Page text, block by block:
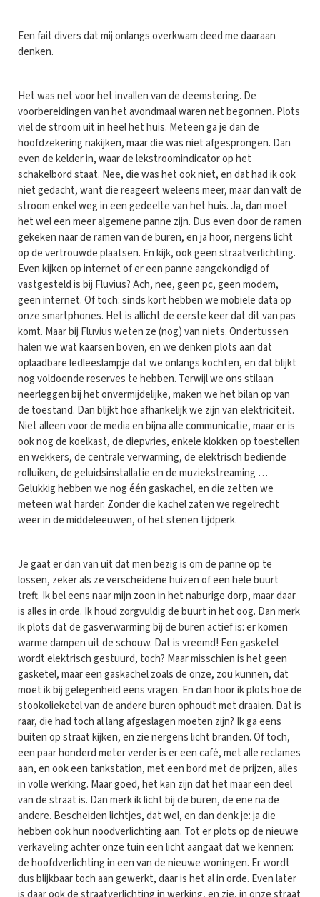
Een fait divers dat mij onlangs overkwam deed me daaraan
denken.
Het was net voor het invallen van de deemstering. De
voorbereidingen van het avondmaal waren net begonnen. Plots
viel de stroom uit in heel het huis. Meteen ga je dan de
hoofdzekering nakijken, maar die was niet afgesprongen. Dan
even de kelder in, waar de lekstroomindicator op het
schakelbord staat. Nee, die was het ook niet, en dat had ik ook
niet gedacht, want die reageert weleens meer, maar dan valt de
stroom enkel weg in een gedeelte van het huis. Ja, dan moet
het wel een meer algemene panne zijn. Dus even door de ramen
gekeken naar de ramen van de buren, en ja hoor, nergens licht
op de vertrouwde plaatsen. En kijk, ook geen straatverlichting.
Even kijken op internet of er een panne aangekondigd of
vastgesteld is bij Fluvius? Ach, nee, geen pc, geen modem,
geen internet. Of toch: sinds kort hebben we mobiele data op
onze smartphones. Het is allicht de eerste keer dat dit van pas
komt. Maar bij Fluvius weten ze (nog) van niets. Ondertussen
halen we wat kaarsen boven, en we denken plots aan dat
oplaadbare ledleeslampje dat we onlangs kochten, en dat blijkt
nog voldoende reserves te hebben. Terwijl we ons stilaan
neerleggen bij het onvermijdelijke, maken we het bilan op van
de toestand. Dan blijkt hoe afhankelijk we zijn van elektriciteit.
Niet alleen voor de media en bijna alle communicatie, maar er is
ook nog de koelkast, de diepvries, enkele klokken op toestellen
en wekkers, de centrale verwarming, de elektrisch bediende
rolluiken, de geluidsinstallatie en de muziekstreaming …
Gelukkig hebben we nog één gaskachel, en die zetten we
meteen wat harder. Zonder die kachel zaten we regelrecht
weer in de middeleeuwen, of het stenen tijdperk.
Je gaat er dan van uit dat men bezig is om de panne op te
lossen, zeker als ze verscheidene huizen of een hele buurt
treft. Ik bel eens naar mijn zoon in het naburige dorp, maar daar
is alles in orde. Ik houd zorgvuldig de buurt in het oog. Dan merk
ik plots dat de gasverwarming bij de buren actief is: er komen
warme dampen uit de schouw. Dat is vreemd! Een gasketel
wordt elektrisch gestuurd, toch? Maar misschien is het geen
gasketel, maar een gaskachel zoals de onze, zou kunnen, dat
moet ik bij gelegenheid eens vragen. En dan hoor ik plots hoe de
stookolieketel van de andere buren ophoudt met draaien. Dat is
raar, die had toch al lang afgeslagen moeten zijn? Ik ga eens
buiten op straat kijken, en zie nergens licht branden. Of toch,
een paar honderd meter verder is er een café, met alle reclames
aan, en ook een tankstation, met een bord met de prijzen, alles
in volle werking. Maar goed, het kan zijn dat het maar een deel
van de straat is. Dan merk ik licht bij de buren, de ene na de
andere. Bescheiden lichtjes, dat wel, en dan denk je: ja die
hebben ook hun noodverlichting aan. Tot er plots op de nieuwe
verkaveling achter onze tuin een licht aangaat dat we kennen:
de hoofdverlichting in een van de nieuwe woningen. Er wordt
dus blijkbaar toch aan gewerkt, daar is het al in orde. Even later